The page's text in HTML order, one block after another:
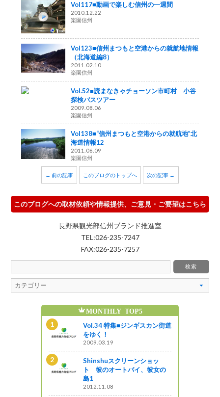
Vol117■動画で楽しむ信州の一週間
2010.12.22
楽園信州
Vol123■信州まつもと空港からの就航地情報
（北海道編8）
2011.02.10
楽園信州
Vol.52■読まなきゃチョーソン市町村 小谷
探検バスツアー
2009.08.06
楽園信州
Vol138■“信州まつもと空港からの就航地”北
海道情報12
2011.06.09
楽園信州
← 前の記事 このブログのトップへ 次の記事 →
このブログへの取材依頼や情報提供、ご意見・ご要望はこちら
長野県観光部信州ブランド推進室
TEL:026-235-7247
FAX:026-235-7257
MONTHLY TOP5
Vol.34 特集■ジンギスカン街道
をゆく！
2009.03.19
Shinshuスクリーンショッ
ト 彼のオートバイ、彼女の
島1
2012.11.08